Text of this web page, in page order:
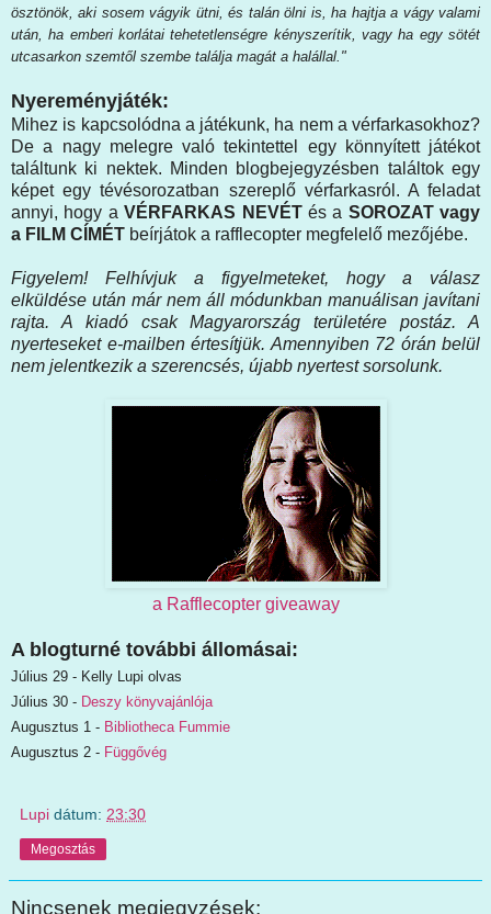
ösztönök, aki sosem vágyik ütni, és talán ölni is, ha hajtja a vágy valami
után, ha emberi korlátai tehetetlenségre kényszerítik, vagy ha egy sötét
utcasarkon szemtől szembe találja magát a halállal."
Nyereményjáték:
Mihez is kapcsolódna a játékunk, ha nem a vérfarkasokhoz?
De a nagy melegre való tekintettel egy könnyített játékot
találtunk ki nektek. Minden blogbejegyzésben találtok egy
képet egy tévésorozatban szereplő vérfarkasról. A feladat
annyi, hogy aVÉRFARKAS NEVÉTés a SOROZAT vagy
a FILM CÍMÉT beírjátok a rafflecopter megfelelő mezőjébe.
Figyelem! Felhívjuk a figyelmeteket, hogy a válasz
elküldése után már nem áll módunkban manuálisan javítani
rajta. A kiadó csak Magyarország területére postáz. A
nyerteseket e-mailben értesítjük. Amennyiben 72 órán belül
nem jelentkezik a szerencsés, újabb nyertest sorsolunk.
a Rafflecopter giveaway
A blogturné további állomásai:
Július 29 - Kelly Lupi olvas
Július 30 - Deszy könyvajánlója
Augusztus 1 - Bibliotheca Fummie
Augusztus 2 - Függővég
Lupi dátum: 23:30
Megosztás
Nincsenek megjegyzések: